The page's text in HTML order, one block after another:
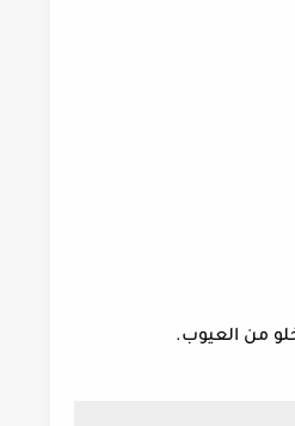
من العيوب.